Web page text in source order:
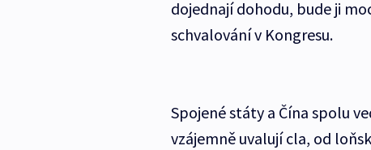
dojednají dohodu, bude ji
schvalování v Kongresu.
Spojené státy a Čína spolu
vzájemně uvalují cla, od